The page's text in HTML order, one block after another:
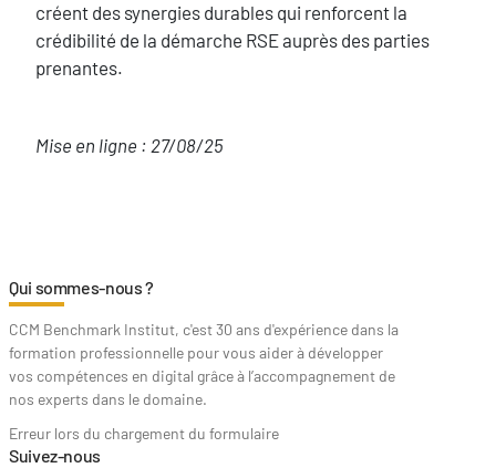
créent des synergies durables qui renforcent la
crédibilité de la démarche RSE auprès des parties
prenantes.
Mise en ligne : 27/08/25
Qui sommes-nous ?
CCM Benchmark Institut, c'est 30 ans d'expérience dans la
formation professionnelle pour vous aider à développer
vos compétences en digital grâce à l’accompagnement de
nos experts dans le domaine.
Erreur lors du chargement du formulaire
Suivez-nous